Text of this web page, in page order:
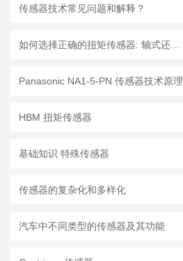
传感器技术常见问题和解释？
Panasonic NA1-5-PN 传感器技术原理
HBM 扭矩传感器
基础知识 特殊传感器
传感器的复杂化和多样化
汽车中不同类型的传感器及其功能